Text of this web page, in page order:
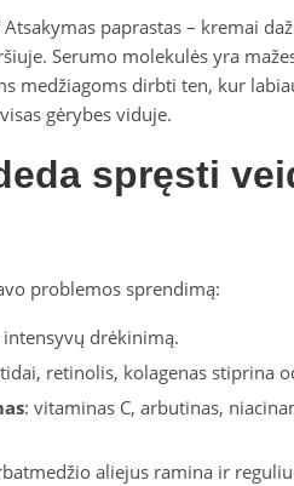
paprastas – kremai
Serumo molekulės yra
medžiagoms dirbti ten, kur
gėrybes viduje.
spręsti
problemos sprendimą:
drėkinimą.
retinolis, kolagenas stiprina
: vitaminas C, arbutinas,
aliejus ramina ir